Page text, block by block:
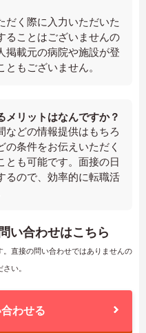
だく際に入力いただいた
ることはございませんの
掲載元の病院や施設が登
もございません。
メリットはなんですか？
などの情報提供はもちろ
の条件をお伝えいただく
とも可能です。面接の日
るので、効率的に転職活
い合わせはこちら
直接の問い合わせではありませんの
い。
わせる